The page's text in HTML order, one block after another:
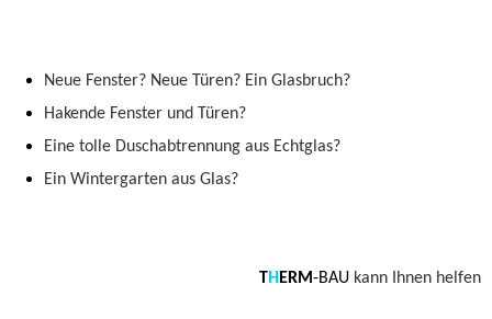
Neue Fenster? Neue Türen? Ein Glasbruch?
Hakende Fenster und Türen?
Eine tolle Duschabtrennung aus Echtglas?
Ein Wintergarten aus Glas?
TH ERM-BAU kann Ihnen helfen